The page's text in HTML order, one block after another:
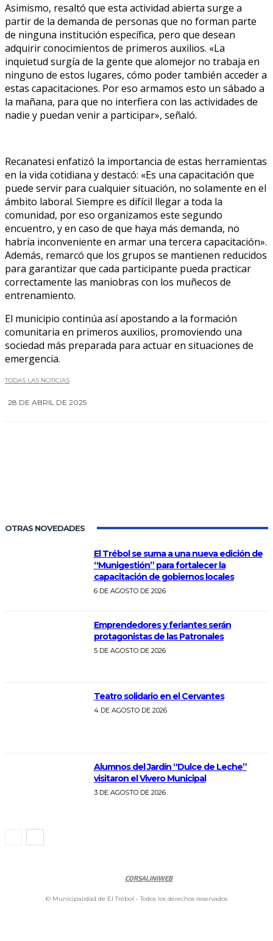
Asimismo, resaltó que esta actividad abierta surge a
partir de la demanda de personas que no forman parte
de ninguna institución específica, pero que desean
adquirir conocimientos de primeros auxilios. «La
inquietud surgía de la gente que alomejor no trabaja en
ninguno de estos lugares, cómo poder también acceder a
estas capacitaciones. Por eso armamos esto un sábado a
la mañana, para que no interfiera con las actividades de
nadie y puedan venir a participar», señaló.
Recanatesi enfatizó la importancia de estas herramientas
en la vida cotidiana y destacó: «Es una capacitación que
puede servir para cualquier situación, no solamente en el
ámbito laboral. Siempre es difícil llegar a toda la
comunidad, por eso organizamos este segundo
encuentro, y en caso de que haya más demanda, no
habría inconveniente en armar una tercera capacitación».
Además, remarcó que los grupos se mantienen reducidos
para garantizar que cada participante pueda practicar
correctamente las maniobras con los muñecos de
entrenamiento.
El municipio continúa así apostando a la formación
comunitaria en primeros auxilios, promoviendo una
sociedad más preparada para actuar en situaciones de
emergencia.
TODAS LAS NOTICIAS
28 DE ABRIL DE 2025
OTRAS NOVEDADES
El Trébol se suma a una nueva edición de
“Munigestión” para fortalecer la
capacitación de gobiernos locales
6 DE AGOSTO DE 2026
Emprendedores y feriantes serán
protagonistas de las Patronales
5 DE AGOSTO DE 2026
Teatro solidario en el Cervantes
4 DE AGOSTO DE 2026
Alumnos del Jardín “Dulce de Leche”
visitaron el Vivero Municipal
3 DE AGOSTO DE 2026
CORSALINIWEB
© Municipalidad de El Trébol - Todos los derechos reservados